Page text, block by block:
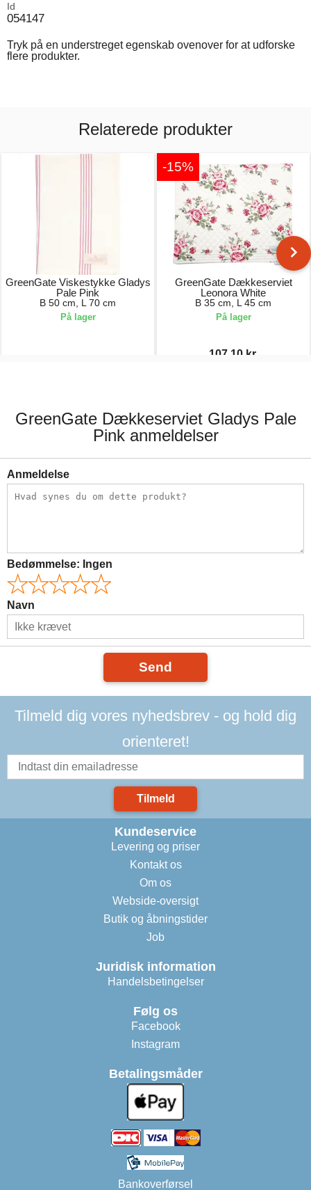
Id
054147
Tryk på en understreget egenskab ovenover for at udforske
flere produkter.
Relaterede produkter
GreenGate Viskestykke Gladys
Pale Pink
B 50 cm, L 70 cm
På lager
-15%
GreenGate Dækkeserviet
Leonora White
B 35 cm, L 45 cm
På lager
107,10 kr.
GreenGate Dækkeserviet Gladys Pale
Pink anmeldelser
Anmeldelse
Bedømmelse: Ingen
Navn
Send
Tilmeld dig vores nyhedsbrev - og hold dig
orienteret!
Tilmeld
Kundeservice
Levering og priser
Kontakt os
Om os
Webside-oversigt
Butik og åbningstider
Job
Juridisk information
Handelsbetingelser
Følg os
Facebook
Instagram
Betalingsmåder
Bankoverførsel